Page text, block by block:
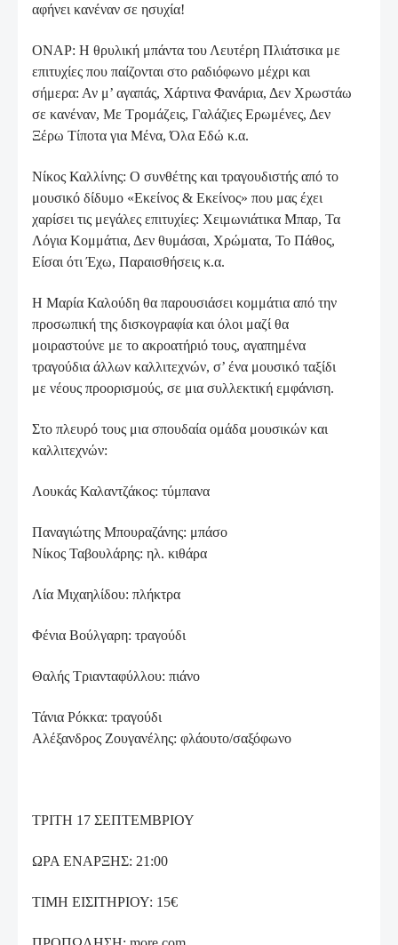
αφήνει κανέναν σε ησυχία!
ΟΝΑΡ: Η θρυλική μπάντα του Λευτέρη Πλιάτσικα με
επιτυχίες που παίζονται στο ραδιόφωνο μέχρι και
σήμερα: Αν μ’ αγαπάς, Χάρτινα Φανάρια, Δεν Χρωστάω
σε κανέναν, Με Τρομάζεις, Γαλάζιες Ερωμένες, Δεν
Ξέρω Τίποτα για Μένα, Όλα Εδώ κ.α.
Νίκος Καλλίνης: Ο συνθέτης και τραγουδιστής από το
μουσικό δίδυμο «Εκείνος & Εκείνος» που μας έχει
χαρίσει τις μεγάλες επιτυχίες: Χειμωνιάτικα Μπαρ, Τα
Λόγια Κομμάτια, Δεν θυμάσαι, Χρώματα, Το Πάθος,
Είσαι ότι Έχω, Παραισθήσεις κ.α.
Η Μαρία Καλούδη θα παρουσιάσει κομμάτια από την
προσωπική της δισκογραφία και όλοι μαζί θα
μοιραστούνε με το ακροατήριό τους, αγαπημένα
τραγούδια άλλων καλλιτεχνών, σ’ ένα μουσικό ταξίδι
με νέους προορισμούς, σε μια συλλεκτική εμφάνιση.
Στο πλευρό τους μια σπουδαία ομάδα μουσικών και
καλλιτεχνών:
Λουκάς Καλαντζάκος: τύμπανα
Παναγιώτης Μπουραζάνης: μπάσο
Νίκος Ταβουλάρης: ηλ. κιθάρα
Λία Μιχαηλίδου: πλήκτρα
Φένια Βούλγαρη: τραγούδι
Θαλής Τριανταφύλλου: πιάνο
Τάνια Ρόκκα: τραγούδι
Αλέξανδρος Ζουγανέλης: φλάουτο/σαξόφωνο
ΤΡΙΤΗ 17 ΣΕΠΤΕΜΒΡΙΟΥ
ΩΡΑ ΕΝΑΡΞΗΣ: 21:00
ΤΙΜΗ ΕΙΣΙΤΗΡΙΟΥ: 15€